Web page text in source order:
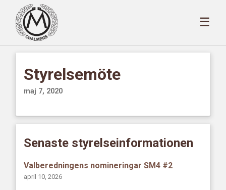
☰
Styrelsemöte
maj 7, 2020
Senaste styrelseinformationen
Valberedningens nomineringar SM4 #2
april 10, 2026